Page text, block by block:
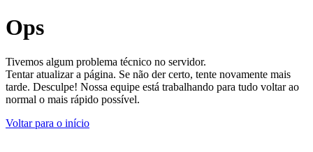
Ops
Tivemos algum problema técnico no servidor.
Tentar atualizar a página. Se não der certo, tente novamente mais
tarde. Desculpe! Nossa equipe está trabalhando para tudo voltar ao
normal o mais rápido possível.
Voltar para o início